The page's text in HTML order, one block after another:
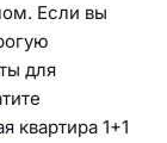
Если вы
для
квартира 1+1